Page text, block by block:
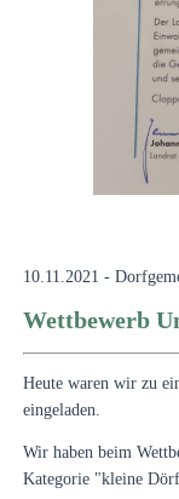
10.11.2021 -
Wettbewerb
Heute waren wir zu
eingeladen.
Wir haben beim
Kategorie "kleine